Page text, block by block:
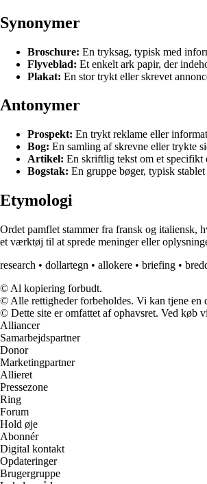
Synonymer
Broschure: En tryksag, typisk med
Flyveblad: Et enkelt ark papir, der
Plakat: En stor trykt eller skrevet
Antonymer
Prospekt: En trykt reklame eller
Bog: En samling af skrevne eller trykte
Artikel: En skriftlig tekst om et specifikt
Bogstak: En gruppe bøger, typisk
Etymologi
Ordet pamflet stammer fra fransk og italiensk,
et værktøj til at sprede meninger eller
research • dollartegn • allokere • briefing •
© Al kopiering forbudt.
© Alle rettigheder forbeholdes. Vi kan tjene en
© Dette site er omfattet af ophavsret. Ved køb
Alliancer
Samarbejdspartner
Donor
Marketingpartner
Allieret
Pressezone
Ring
Forum
Hold øje
Abonnér
Digital kontakt
Opdateringer
Brugergruppe